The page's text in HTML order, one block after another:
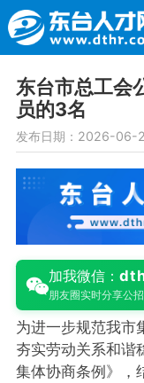
东台市总工会
员的3名
发布日期：2026-06-
加我微信：
朋友圈实时分享公
为进一步规范我市
夯实劳动关系和谐
集体协商条例》，